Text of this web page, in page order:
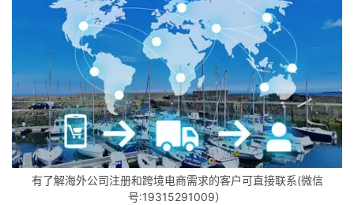
有了解海外公司注册和跨境电商需求的客户可直接联系(微信
号:19315291009）